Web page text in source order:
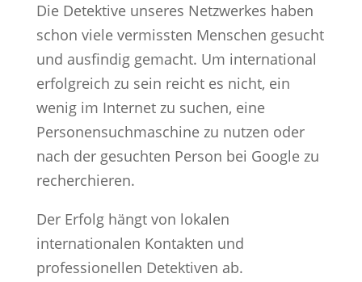
Die Detektive unseres Netzwerkes haben
schon viele vermissten Menschen gesucht
und ausfindig gemacht. Um international
erfolgreich zu sein reicht es nicht, ein
wenig im Internet zu suchen, eine
Personensuchmaschine zu nutzen oder
nach der gesuchten Person bei Google zu
recherchieren.
Der Erfolg hängt von lokalen
internationalen Kontakten und
professionellen Detektiven ab.